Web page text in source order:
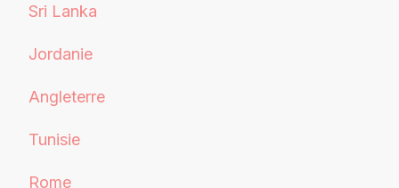
Sri Lanka
Jordanie
Angleterre
Tunisie
Rome